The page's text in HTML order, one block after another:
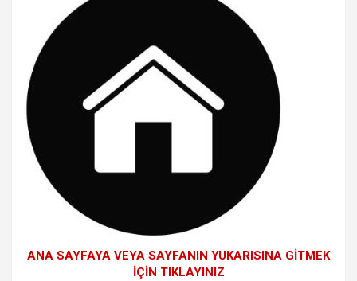
ANA SAYFAYA VEYA SAYFANIN YUKARISINA GİTMEK
İÇİN TIKLAYINIZ